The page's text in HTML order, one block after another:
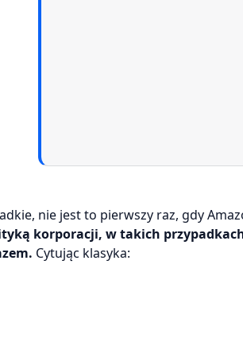
nie jest to pierwszy raz, gdy
korporacji, w takich
Cytując klasyka: